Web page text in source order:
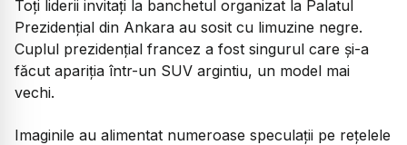
Toți liderii invitați la banchetul organizat la Palatul
Prezidențial din Ankara au sosit cu limuzine negre.
Cuplul prezidențial francez a fost singurul care și-a
făcut apariția într-un SUV argintiu, un model mai
vechi.
Imaginile au alimentat numeroase speculații pe rețelele